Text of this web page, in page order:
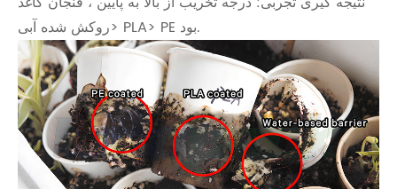
روکش شده آبی> PLA> PE بود.